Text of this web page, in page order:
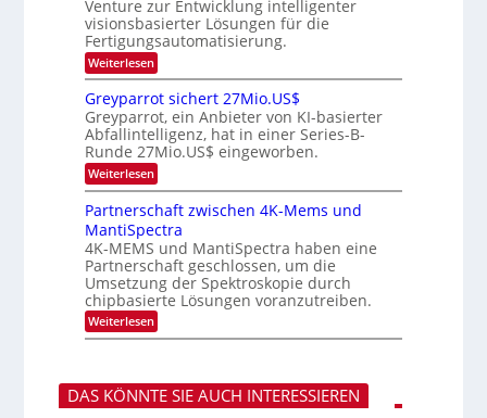
-
T
r
e
n
d
s
r
s
t
e
n
H
a
l
b
j
a
h
r
r
m
t
i
n
d
r
D
A
C
H
-
I
n
d
u
s
t
r
i
e
z
u
r
s
v
o
n
P
h
o
t
o
n
c
s
H
u
b
Venture zur Entwicklung intelligenter
visionsbasierter Lösungen für die
Fertigungsautomatisierung.
Weiterlesen:
M
t
s
u
b
i
s
h
i
E
l
e
c
t
r
i
c
d
S
o
Greyparrot sichert 27Mio.US$
Greyparrot, ein Anbieter von KI-basierter
Abfallintelligenz, hat in einer Series-B-
Runde 27Mio.US$ eingeworben.
Weiterlesen:
G
r
e
y
p
a
r
r
o
t
s
h
e
Partnerschaft zwischen 4K-Mems und
MantiSpectra
4K-MEMS und MantiSpectra haben eine
Partnerschaft geschlossen, um die
Umsetzung der Spektroskopie durch
chipbasierte Lösungen voranzutreiben.
Weiterlesen:
P
t
n
e
DAS KÖNNTE SIE AUCH INTERESSIEREN